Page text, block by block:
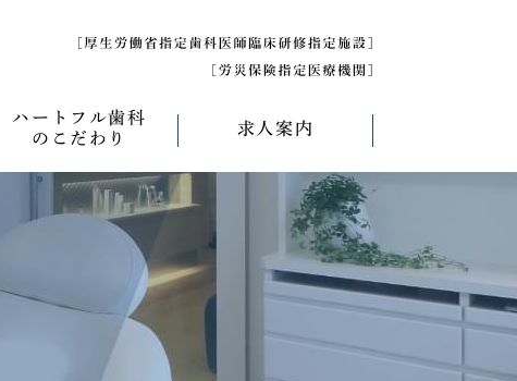
療
ハートフル歯科
のこだわり
なるべく痛くない治療
なるべく削らない治療
るべく抜かない治療
なるべく短期間の治療
求人案内
求人募集について
研修医募集